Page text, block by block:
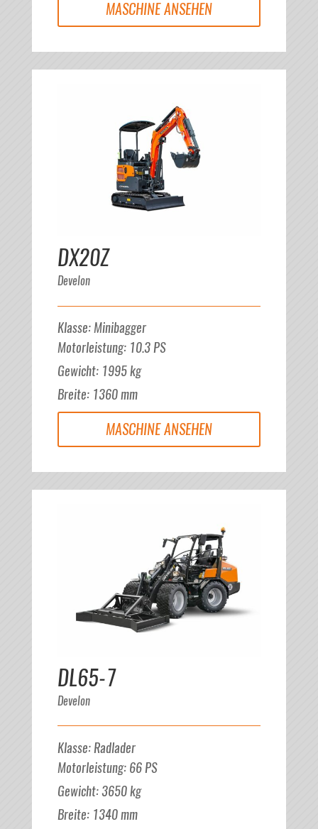
MASCHINE ANSEHEN
DX20Z
Develon
Klasse:Minibagger
Motorleistung: 10.3PS
Gewicht: 1995kg
Breite: 1360mm
MASCHINE ANSEHEN
DL65-7
Develon
Klasse: Radlader
Motorleistung: 66PS
Gewicht:3650kg
Breite: 1340mm